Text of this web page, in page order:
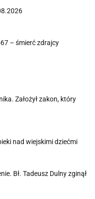
– śmierć zdrajcy
Założył zakon, który
nad wiejskimi dziećmi
Bł. Tadeusz Dulny zginął